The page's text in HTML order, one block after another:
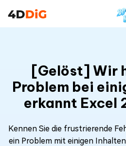
[Gelöst] Wir
Problem bei
erkannt Excel
Kennen Sie die frustrierende
ein Problem mit einigen